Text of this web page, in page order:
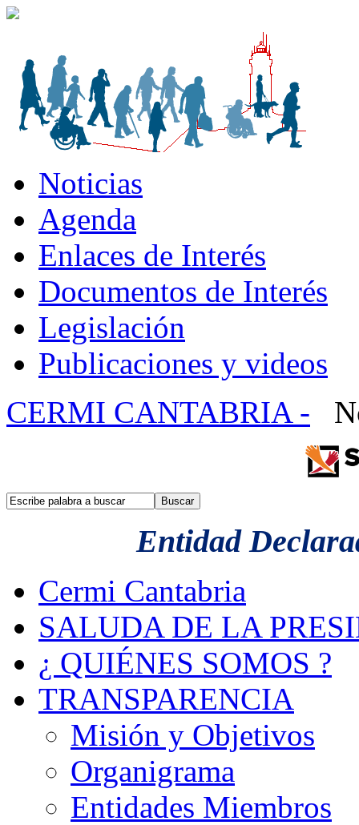
Noticias
Agenda
Enlaces de Interés
Documentos de Interés
Legislación
Publicaciones y videos
CERMI CANTABRIA -
Entidad
Cermi Cantabria
SALUDA DE LA
¿ QUIÉNES SOMOS ?
TRANSPARENCIA
Misión y Objetivos
Organigrama
Entidades Miembros